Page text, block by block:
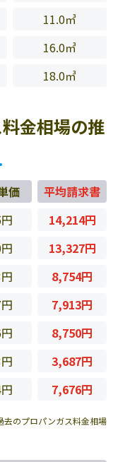
11.0㎥
16.0㎥
18.0㎥
金相場の推
価
平均請求書
14,214円
13,327円
8,754円
7,913円
8,750円
3,687円
7,676円
のプロパンガス料金相場